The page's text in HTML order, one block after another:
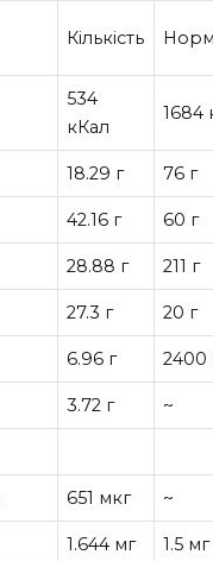
Кількість
534
кКал
1684
18.29 г 76 г
42.16 г 60 г
28.88 г 211 г
27.3 г 20 г
6.96 г 2400
3.72 г ~
651 мкг ~
1.644 мг 1.5 мг